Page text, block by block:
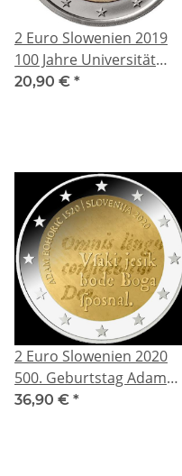
2 Euro Slowenien 2019
100 Jahre Universität
Ljubljana Proof
20,90 € *
2 Euro Slowenien 2020
500. Geburtstag Adam
Bohoric Proof in Capsule
36,90 € *